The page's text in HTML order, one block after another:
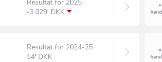
Resultat for 2025
-3.029' DKK
Resultat for 2024-25
14' DKK